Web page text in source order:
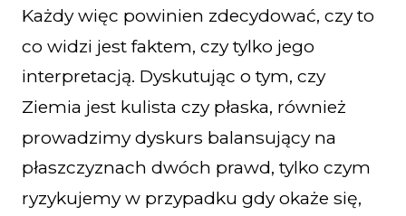
Każdy więc powinien zdecydować, czy to
co widzi jest faktem, czy tylko jego
interpretacją. Dyskutując o tym, czy
Ziemia jest kulista czy płaska, również
prowadzimy dyskurs balansujący na
płaszczyznach dwóch prawd, tylko czym
ryzykujemy w przypadku gdy okaże się,